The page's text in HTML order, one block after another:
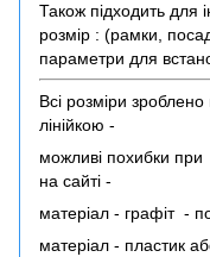
Також підходить для
розмір : (рамки,
параметри для
Всі розміри
лінійкою -
можливі похибки при
на сайті -
матеріал - графіт -
матеріал - пластик